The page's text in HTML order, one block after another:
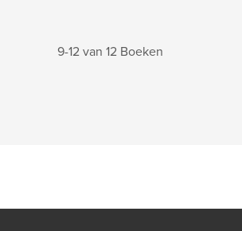
9-12 van 12 Boeken